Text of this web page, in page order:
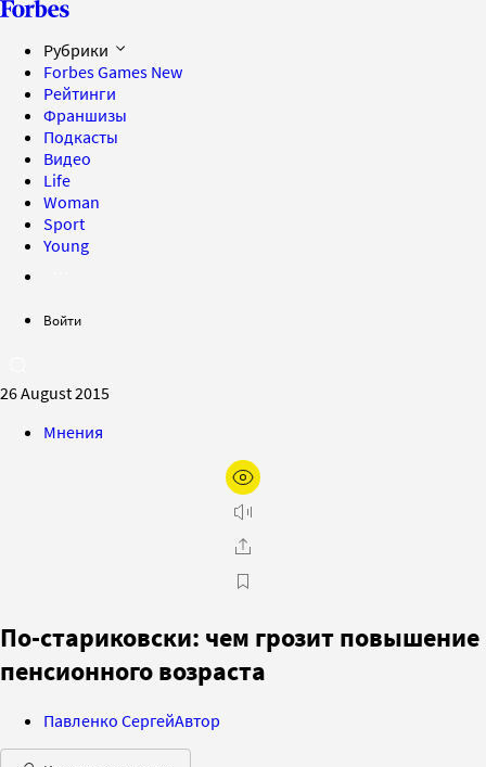
Рубрики
Forbes Games New
Рейтинги
Франшизы
Подкасты
Видео
Life
Woman
Sport
Young
Войти
26 August 2015
Мнения
По-стариковски: чем грозит повышение
пенсионного возраста
Павленко СергейАвтор